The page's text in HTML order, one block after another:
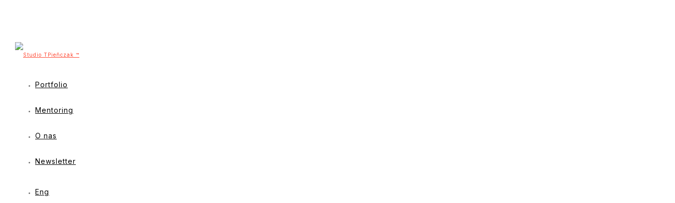
Portfolio
Mentoring
O nas
Newsletter
Eng